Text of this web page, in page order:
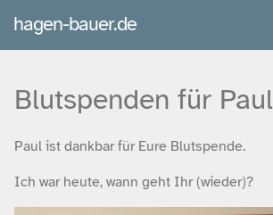
hagen-bauer.de
Blutspenden für Paul
Paul ist dankbar für Eure Blutspende.
Ich war heute, wann geht Ihr (wieder)?